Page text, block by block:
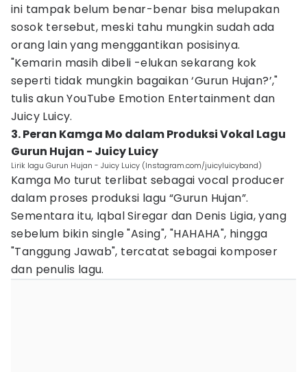
ini tampak belum benar-benar bisa melupakan
sosok tersebut, meski tahu mungkin sudah ada
orang lain yang menggantikan posisinya.
"Kemarin masih dibeli -elukan sekarang kok
seperti tidak mungkin bagaikan ‘Gurun Hujan?’,"
tulis akun YouTube Emotion Entertainment dan
Juicy Luicy.
3. Peran Kamga Mo dalam Produksi Vokal Lagu
Gurun Hujan - Juicy Luicy
Lirik lagu Gurun Hujan - Juicy Luicy (Instagram.com/juicyluicyband)
Kamga Mo turut terlibat sebagai vocal producer
dalam proses produksi lagu “Gurun Hujan”.
Sementara itu, Iqbal Siregar dan Denis Ligia, yang
sebelum bikin single "Asing", "HAHAHA", hingga
"Tanggung Jawab", tercatat sebagai komposer
dan penulis lagu.